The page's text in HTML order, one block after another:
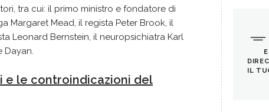
tra cui: il primo ministro e fondatore di
Margaret Mead, il regista Peter Brook, il
Leonard Bernstein, il neuropsichiatra Karl
Dayan.
e le controindicazioni del
IL